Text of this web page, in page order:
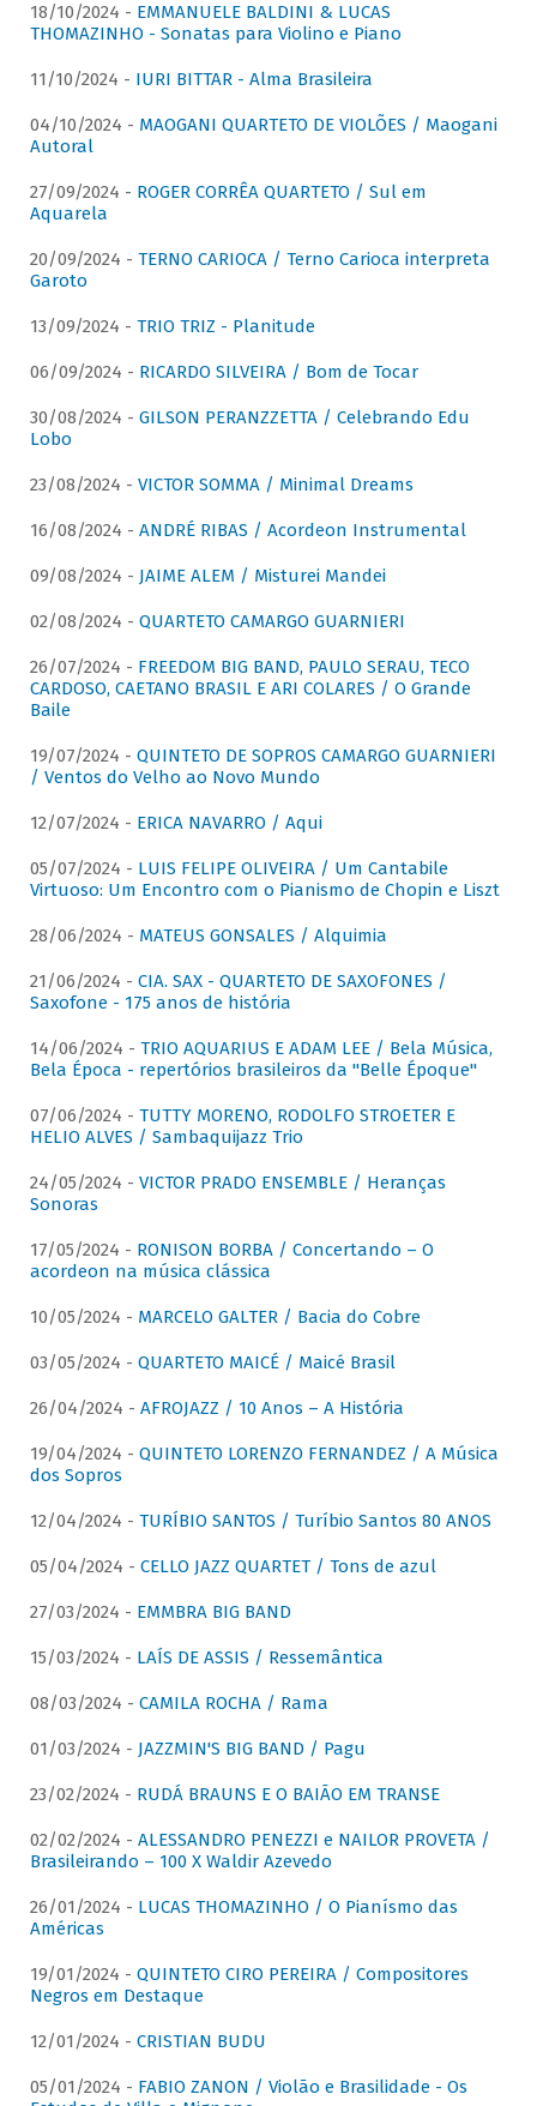
18/10/2024 - EMMANUELE BALDINI & LUCAS
THOMAZINHO - Sonatas para Violino e Piano
11/10/2024 - IURI BITTAR - Alma Brasileira
04/10/2024 - MAOGANI QUARTETO DE VIOLÕES / Maogani
Autoral
27/09/2024 - ROGER CORRÊA QUARTETO / Sul em
Aquarela
20/09/2024 - TERNO CARIOCA / Terno Carioca interpreta
Garoto
13/09/2024 - TRIO TRIZ - Planitude
06/09/2024 - RICARDO SILVEIRA / Bom de Tocar
30/08/2024 - GILSON PERANZZETTA / Celebrando Edu
Lobo
23/08/2024 - VICTOR SOMMA / Minimal Dreams
16/08/2024 - ANDRÉ RIBAS / Acordeon Instrumental
09/08/2024 - JAIME ALEM / Misturei Mandei
02/08/2024 - QUARTETO CAMARGO GUARNIERI
26/07/2024 - FREEDOM BIG BAND, PAULO SERAU, TECO
CARDOSO, CAETANO BRASIL E ARI COLARES / O Grande
Baile
19/07/2024 - QUINTETO DE SOPROS CAMARGO GUARNIERI
/ Ventos do Velho ao Novo Mundo
12/07/2024 - ERICA NAVARRO / Aqui
05/07/2024 - LUIS FELIPE OLIVEIRA / Um Cantabile
Virtuoso: Um Encontro com o Pianismo de Chopin e Liszt
28/06/2024 - MATEUS GONSALES / Alquimia
21/06/2024 - CIA. SAX - QUARTETO DE SAXOFONES /
Saxofone - 175 anos de história
14/06/2024 - TRIO AQUARIUS E ADAM LEE / Bela Música,
Bela Época - repertórios brasileiros da "Belle Époque"
07/06/2024 - TUTTY MORENO, RODOLFO STROETER E
HELIO ALVES / Sambaquijazz Trio
24/05/2024 - VICTOR PRADO ENSEMBLE / Heranças
Sonoras
17/05/2024 - RONISON BORBA / Concertando – O
acordeon na música clássica
10/05/2024 - MARCELO GALTER / Bacia do Cobre
03/05/2024 - QUARTETO MAICÉ / Maicé Brasil
26/04/2024 - AFROJAZZ / 10 Anos – A História
19/04/2024 - QUINTETO LORENZO FERNANDEZ / A Música
dos Sopros
12/04/2024 - TURÍBIO SANTOS / Turíbio Santos 80 ANOS
05/04/2024 - CELLO JAZZ QUARTET / Tons de azul
27/03/2024 - EMMBRA BIG BAND
15/03/2024 - LAÍS DE ASSIS / Ressemântica
08/03/2024 - CAMILA ROCHA / Rama
01/03/2024 - JAZZMIN'S BIG BAND / Pagu
23/02/2024 - RUDÁ BRAUNS E O BAIÃO EM TRANSE
02/02/2024 - ALESSANDRO PENEZZI e NAILOR PROVETA /
Brasileirando – 100 X Waldir Azevedo
26/01/2024 - LUCAS THOMAZINHO / O Pianísmo das
Américas
19/01/2024 - QUINTETO CIRO PEREIRA / Compositores
Negros em Destaque
12/01/2024 - CRISTIAN BUDU
05/01/2024 - FABIO ZANON / Violão e Brasilidade - Os